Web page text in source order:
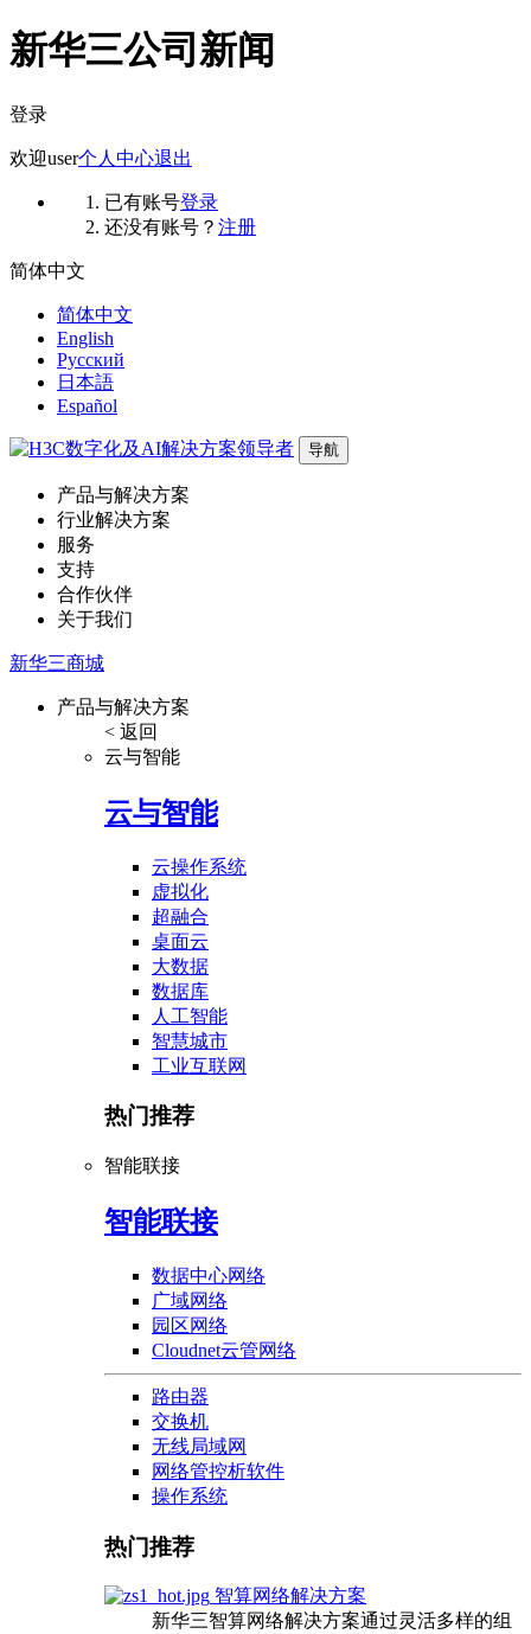
新华三公司新闻
登录
欢迎user个人中心退出
已有账号登录
还没有账号？ 注册
简体中文
简体中文
English
Русский
日本語
Español
导航
产品与解决方案
行业解决方案
服务
支持
合作伙伴
关于我们
新华三商城
产品与解决方案
< 返回
云与智能
云与智能
云操作系统
虚拟化
超融合
桌面云
大数据
数据库
人工智能
智慧城市
工业互联网
热门推荐
智能联接
智能联接
数据中心网络
广域网络
园区网络
Cloudnet云管网络
路由器
交换机
无线局域网
网络管控析软件
操作系统
热门推荐
智算网络解决方案
新华三智算网络解决方案通过灵活多样的组